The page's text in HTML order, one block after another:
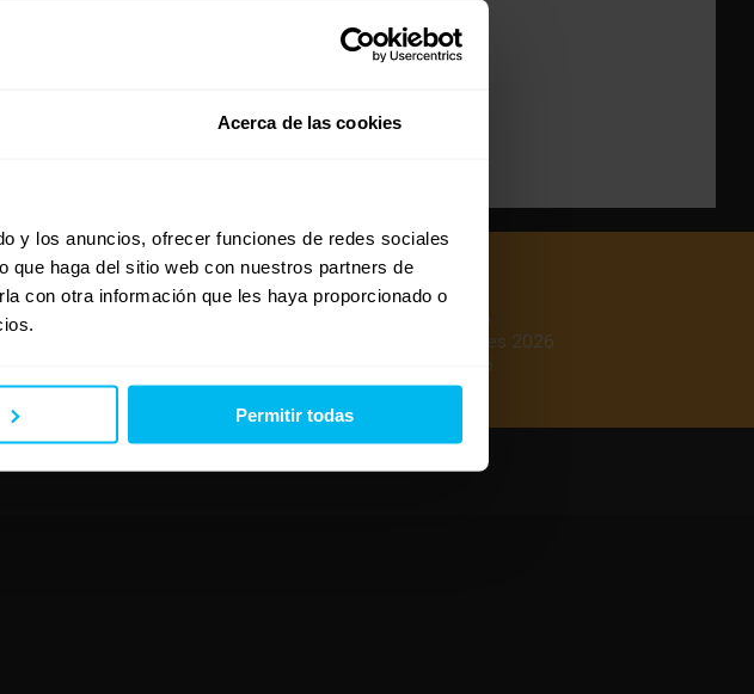
Acerca de las cookies
y los anuncios, ofrecer funciones de redes sociales
haga del sitio web con nuestros partners de
con otra información que les haya proporcionado o
Permitir todas
Mejores colchones 2026
Mejores canapés abatibles 2026
Mejores almohadas 2026